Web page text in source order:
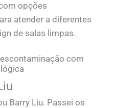
opções
atender a diferentes
de salas limpas.
com
de transferência de
SS - vestiário 2_1
de transferência de
SS - vestiário 1_1
Barry Liu. Passei os